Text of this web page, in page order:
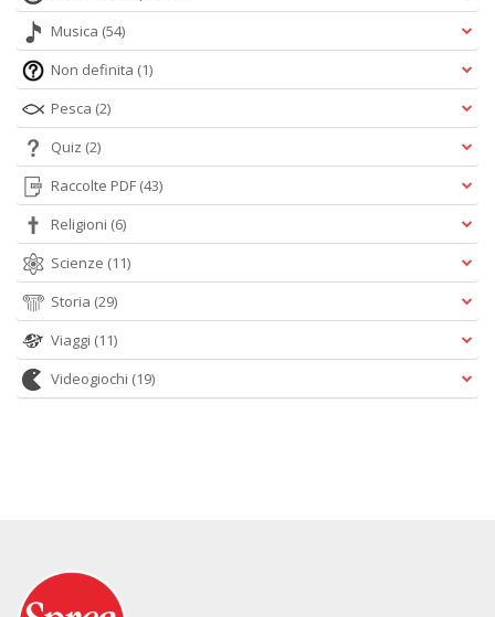
Musica (54)
Non definita (1)
Pesca (2)
Quiz (2)
Raccolte PDF (43)
Religioni (6)
Scienze (11)
Storia (29)
Viaggi (11)
Videogiochi (19)